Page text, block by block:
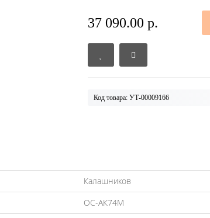
37 090.00 р.
Код товара: УТ-00009166
Калашников
ОС-АК74М